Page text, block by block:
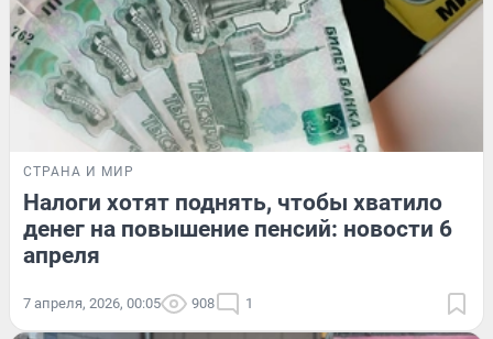
СТРАНА И МИР
Налоги хотят поднять, чтобы хватило
денег на повышение пенсий: новости 6
апреля
7 апреля, 2026, 00:05 908 1